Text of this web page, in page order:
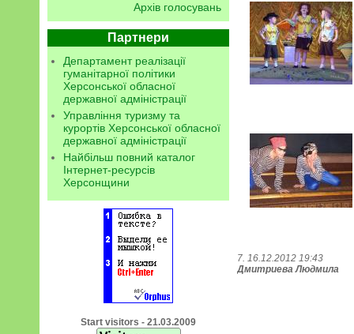
Архів голосувань
Партнери
Департамент реалізації
гуманітарної політики
Херсонської обласної
державної адміністрації
Управління туризму та
курортів Херсонської обласної
державної адміністрації
Найбільш повний каталог
Інтернет-ресурсів
Херсонщини
Start visitors - 21.03.2009
7. 16.12.2012 19:43
Дмитриева Людмила